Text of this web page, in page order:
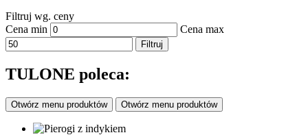
Filtruj wg. ceny
Cena min
Cena max
Filtruj
TULONE poleca:
Otwórz menu produktów Otwórz menu produktów